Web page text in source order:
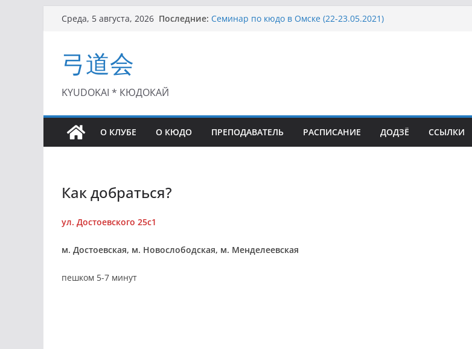
Перейти
Среда, 5 августа, 2026 Последние: Семинар по кюдо в Омске (22-23.05.2021)
弓道会
KYUDOKAI * КЮДОКАЙ
О КЛУБЕ О КЮДО ПРЕПОДАВАТЕЛЬ РАСПИСАНИЕ ДОДЗЁ ССЫЛКИ
Как добраться?
ул. Достоевского 25с1
м. Достоевская, м. Новослободская, м. Менделеевская
пешком 5-7 минут